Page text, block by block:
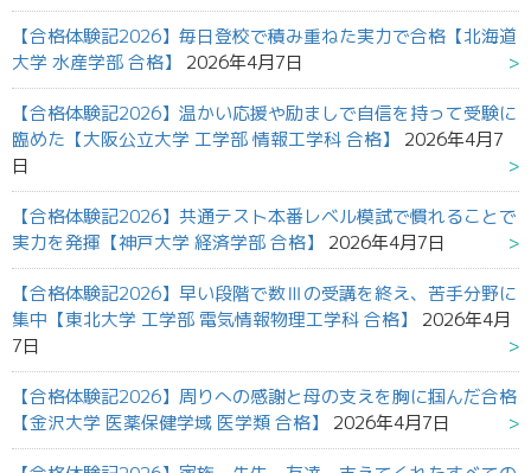
【合格体験記2026】毎日登校で積み重ねた実力で合格【北海道
大学 水産学部 合格】
2026年4月7日
【合格体験記2026】温かい応援や励ましで自信を持って受験に
臨めた【大阪公立大学 工学部 情報工学科 合格】
2026年4月7
日
【合格体験記2026】共通テスト本番レベル模試で慣れることで
実力を発揮【神戸大学 経済学部 合格】
2026年4月7日
【合格体験記2026】早い段階で数Ⅲの受講を終え、苦手分野に
集中【東北大学 工学部 電気情報物理工学科 合格】
2026年4月
7日
【合格体験記2026】周りへの感謝と母の支えを胸に掴んだ合格
【金沢大学 医薬保健学域 医学類 合格】
2026年4月7日